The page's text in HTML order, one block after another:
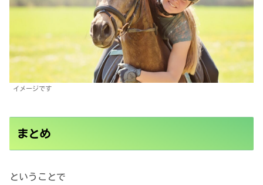
イメージです
まとめ
ということで